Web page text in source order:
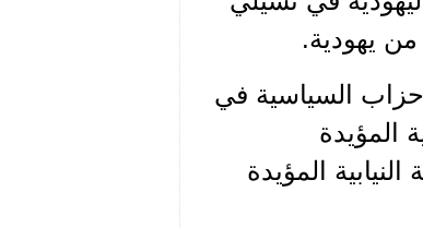
يهودية.
السياسية في
المؤيدة
المؤيدة